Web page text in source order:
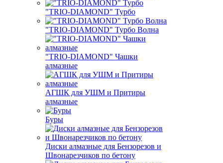
"TRIO-DIAMOND" Турбо
"TRIO-DIAMOND" Турбо Волна
"TRIO-DIAMOND" Чашки
алмазные
АГШК для УШМ и Притиры
алмазные
Буры
Диски алмазные для Бензорезов и
Швонарезчиков по бетону